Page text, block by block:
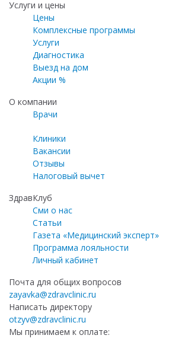
Услуги и цены
Цены
Комплексные программы
Услуги
Диагностика
Выезд на дом
Акции %
О компании
Врачи
Клиники
Вакансии
Отзывы
Налоговый вычет
ЗдравКлуб
Сми о нас
Статьи
Газета «Медицинский эксперт»
Программа лояльности
Личный кабинет
Почта для общих вопросов
zayavka@zdravclinic.ru
Написать директору
otzyv@zdravclinic.ru
Мы принимаем к оплате: